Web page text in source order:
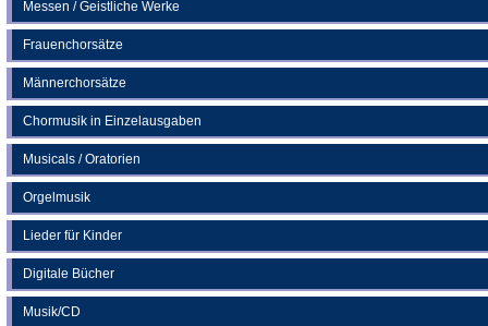
Messen / Geistliche Werke
Frauenchorsätze
Männerchorsätze
Chormusik in Einzelausgaben
Musicals / Oratorien
Orgelmusik
Lieder für Kinder
Digitale Bücher
Musik/CD